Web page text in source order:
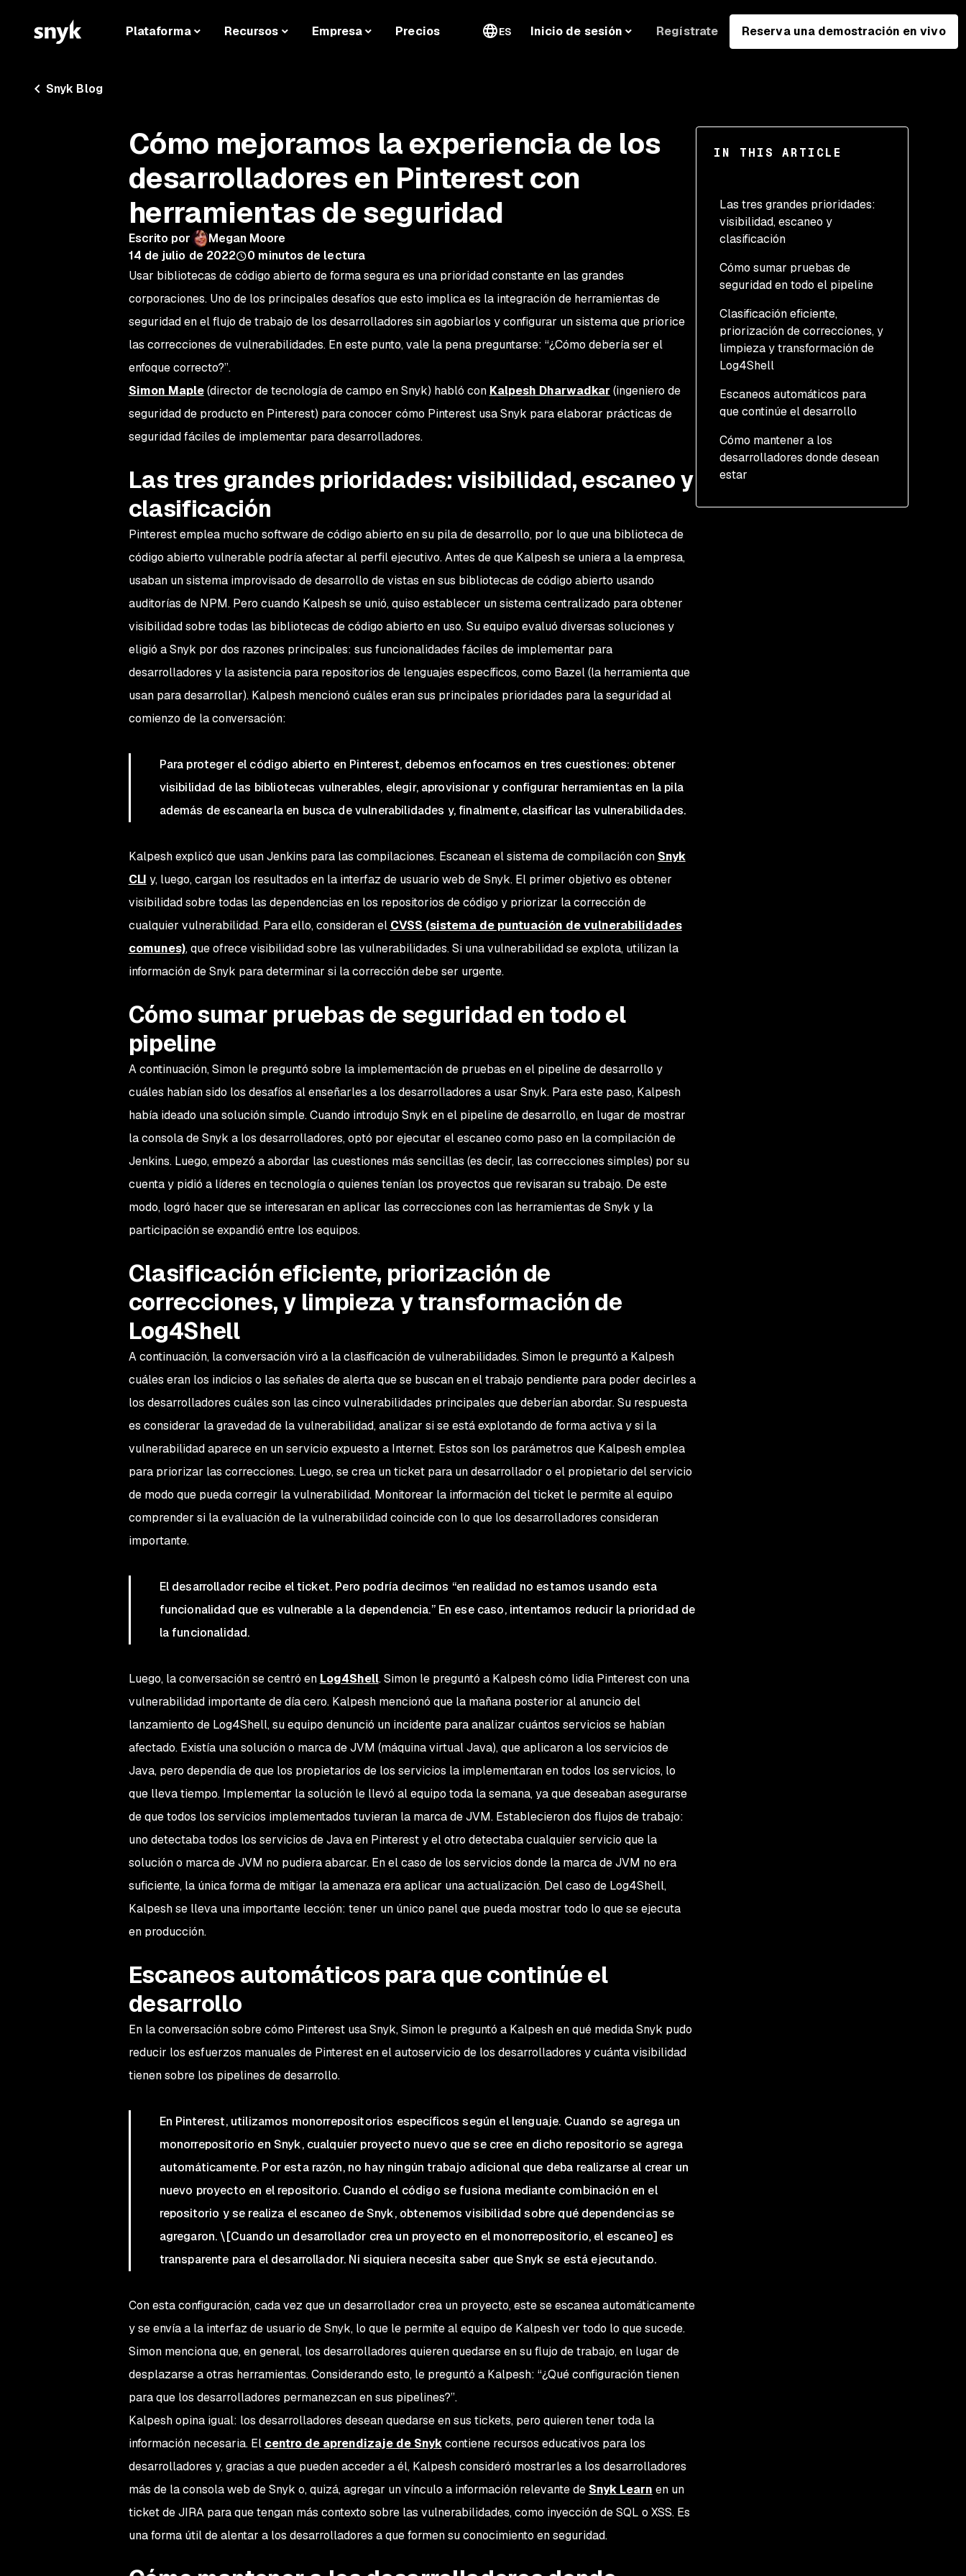
Plataforma Recursos Empresa Precios ES Inicio de sesión Regístrate Reserva una demostración en vivo
Snyk Blog
IN THIS ARTICLE
Las tres grandes prioridades:
visibilidad, escaneo y
clasificación
Cómo sumar pruebas de
seguridad en todo el pipeline
Clasificación eficiente,
priorización de correcciones, y
limpieza y transformación de
Log4Shell
Escaneos automáticos para
que continúe el desarrollo
Cómo mantener a los
desarrolladores donde desean
estar
Cómo mejoramos la experiencia de los
desarrolladores en Pinterest con
herramientas de seguridad
Escrito por
Megan Moore
14 de julio de 2022
0 minutos de lectura
Usar bibliotecas de código abierto de forma segura es una prioridad constante en las grandes
corporaciones. Uno de los principales desafíos que esto implica es la integración de herramientas de
seguridad en el flujo de trabajo de los desarrolladores sin agobiarlos y configurar un sistema que priorice
las correcciones de vulnerabilidades. En este punto, vale la pena preguntarse: “¿Cómo debería ser el
enfoque correcto?”.
Simon Maple(director de tecnología de campo en Snyk) habló con Kalpesh Dharwadkar (ingeniero de
seguridad de producto en Pinterest) para conocer cómo Pinterest usa Snyk para elaborar prácticas de
seguridad fáciles de implementar para desarrolladores.
Las tres grandes prioridades: visibilidad, escaneo y
clasificación
Pinterest emplea mucho software de código abierto en su pila de desarrollo, por lo que una biblioteca de
código abierto vulnerable podría afectar al perfil ejecutivo. Antes de que Kalpesh se uniera a la empresa,
usaban un sistema improvisado de desarrollo de vistas en sus bibliotecas de código abierto usando
auditorías de NPM. Pero cuando Kalpesh se unió, quiso establecer un sistema centralizado para obtener
visibilidad sobre todas las bibliotecas de código abierto en uso. Su equipo evaluó diversas soluciones y
eligió a Snyk por dos razones principales: sus funcionalidades fáciles de implementar para
desarrolladores y la asistencia para repositorios de lenguajes específicos, como Bazel (la herramienta que
usan para desarrollar). Kalpesh mencionó cuáles eran sus principales prioridades para la seguridad al
comienzo de la conversación:
Para proteger el código abierto en Pinterest, debemos enfocarnos en tres cuestiones: obtener
visibilidad de las bibliotecas vulnerables, elegir, aprovisionar y configurar herramientas en la pila
además de escanearla en busca de vulnerabilidades y, finalmente, clasificar las vulnerabilidades.
Kalpesh explicó que usan Jenkins para las compilaciones. Escanean el sistema de compilación con Snyk
CLI y, luego, cargan los resultados en la interfaz de usuario web de Snyk. El primer objetivo es obtener
visibilidad sobre todas las dependencias en los repositorios de código y priorizar la corrección de
cualquier vulnerabilidad. Para ello, consideran el CVSS (sistema de puntuación de vulnerabilidades
comunes), que ofrece visibilidad sobre las vulnerabilidades. Si una vulnerabilidad se explota, utilizan la
información de Snyk para determinar si la corrección debe ser urgente.
Cómo sumar pruebas de seguridad en todo el
pipeline
A continuación, Simon le preguntó sobre la implementación de pruebas en el pipeline de desarrollo y
cuáles habían sido los desafíos al enseñarles a los desarrolladores a usar Snyk. Para este paso, Kalpesh
había ideado una solución simple. Cuando introdujo Snyk en el pipeline de desarrollo, en lugar de mostrar
la consola de Snyk a los desarrolladores, optó por ejecutar el escaneo como paso en la compilación de
Jenkins. Luego, empezó a abordar las cuestiones más sencillas (es decir, las correcciones simples) por su
cuenta y pidió a líderes en tecnología o quienes tenían los proyectos que revisaran su trabajo. De este
modo, logró hacer que se interesaran en aplicar las correcciones con las herramientas de Snyk y la
participación se expandió entre los equipos.
Clasificación eficiente, priorización de
correcciones, y limpieza y transformación de
Log4Shell
A continuación, la conversación viró a la clasificación de vulnerabilidades. Simon le preguntó a Kalpesh
cuáles eran los indicios o las señales de alerta que se buscan en el trabajo pendiente para poder decirles a
los desarrolladores cuáles son las cinco vulnerabilidades principales que deberían abordar. Su respuesta
es considerar la gravedad de la vulnerabilidad, analizar si se está explotando de forma activa y si la
vulnerabilidad aparece en un servicio expuesto a Internet. Estos son los parámetros que Kalpesh emplea
para priorizar las correcciones. Luego, se crea un ticket para un desarrollador o el propietario del servicio
de modo que pueda corregir la vulnerabilidad. Monitorear la información del ticket le permite al equipo
comprender si la evaluación de la vulnerabilidad coincide con lo que los desarrolladores consideran
importante.
El desarrollador recibe el ticket. Pero podría decirnos “en realidad no estamos usando esta
funcionalidad que es vulnerable a la dependencia.” En ese caso, intentamos reducir la prioridad de
la funcionalidad.
Luego, la conversación se centró en Log4Shell. Simon le preguntó a Kalpesh cómo lidia Pinterest con una
vulnerabilidad importante de día cero. Kalpesh mencionó que la mañana posterior al anuncio del
lanzamiento de Log4Shell, su equipo denunció un incidente para analizar cuántos servicios se habían
afectado. Existía una solución o marca de JVM (máquina virtual Java), que aplicaron a los servicios de
Java, pero dependía de que los propietarios de los servicios la implementaran en todos los servicios, lo
que lleva tiempo. Implementar la solución le llevó al equipo toda la semana, ya que deseaban asegurarse
de que todos los servicios implementados tuvieran la marca de JVM. Establecieron dos flujos de trabajo:
uno detectaba todos los servicios de Java en Pinterest y el otro detectaba cualquier servicio que la
solución o marca de JVM no pudiera abarcar. En el caso de los servicios donde la marca de JVM no era
suficiente, la única forma de mitigar la amenaza era aplicar una actualización. Del caso de Log4Shell,
Kalpesh se lleva una importante lección: tener un único panel que pueda mostrar todo lo que se ejecuta
en producción.
Escaneos automáticos para que continúe el
desarrollo
En la conversación sobre cómo Pinterest usa Snyk, Simon le preguntó a Kalpesh en qué medida Snyk pudo
reducir los esfuerzos manuales de Pinterest en el autoservicio de los desarrolladores y cuánta visibilidad
tienen sobre los pipelines de desarrollo.
En Pinterest, utilizamos monorrepositorios específicos según el lenguaje. Cuando se agrega un
monorrepositorio en Snyk, cualquier proyecto nuevo que se cree en dicho repositorio se agrega
automáticamente. Por esta razón, no hay ningún trabajo adicional que deba realizarse al crear un
nuevo proyecto en el repositorio. Cuando el código se fusiona mediante combinación en el
repositorio y se realiza el escaneo de Snyk, obtenemos visibilidad sobre qué dependencias se
agregaron. \[Cuando un desarrollador crea un proyecto en el monorrepositorio, el escaneo] es
transparente para el desarrollador. Ni siquiera necesita saber que Snyk se está ejecutando.
Con esta configuración, cada vez que un desarrollador crea un proyecto, este se escanea automáticamente
y se envía a la interfaz de usuario de Snyk, lo que le permite al equipo de Kalpesh ver todo lo que sucede.
Simon menciona que, en general, los desarrolladores quieren quedarse en su flujo de trabajo, en lugar de
desplazarse a otras herramientas. Considerando esto, le preguntó a Kalpesh: “¿Qué configuración tienen
para que los desarrolladores permanezcan en sus pipelines?”.
Kalpesh opina igual: los desarrolladores desean quedarse en sus tickets, pero quieren tener toda la
información necesaria. El centro de aprendizaje de Snykcontiene recursos educativos para los
desarrolladores y, gracias a que pueden acceder a él, Kalpesh consideró mostrarles a los desarrolladores
más de la consola web de Snyk o, quizá, agregar un vínculo a información relevante de Snyk Learn en un
ticket de JIRA para que tengan más contexto sobre las vulnerabilidades, como inyección de SQL o XSS. Es
una forma útil de alentar a los desarrolladores a que formen su conocimiento en seguridad.